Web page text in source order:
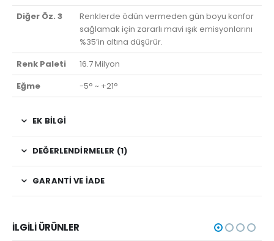
Diğer Öz. 3
Renklerde ödün vermeden gün boyu konfor
sağlamak için zararlı mavi ışık emisyonlarını
%35’in altına düşürür.
Renk Paleti
16.7 Milyon
Eğme
-5° ~ +21°
EK BILGI
DEĞERLENDIRMELER (1)
GARANTI VE İADE
İLGILI ÜRÜNLER